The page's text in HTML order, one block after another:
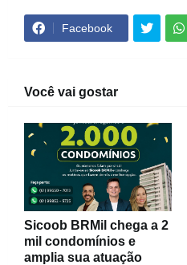
Facebook
Você vai gostar
Sicoob BRMil chega a 2
mil condomínios e
amplia sua atuação